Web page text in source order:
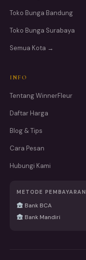
Toko Bunga Bandung
Toko Bunga Surabaya
Semua Kota →
INFO
Tentang WinnerFleur
Daftar Harga
Blog & Tips
Cara Pesan
Hubungi Kami
METODE PEMBAYARAN
Bank BCA
Bank Mandiri